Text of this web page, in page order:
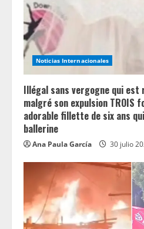
d
i
n
g
Noticias Internacionales
Illégal sans vergogne qui
malgré son expulsion TROIS
adorable fillette de six ans
ballerine
Ana Paula García 30 julio